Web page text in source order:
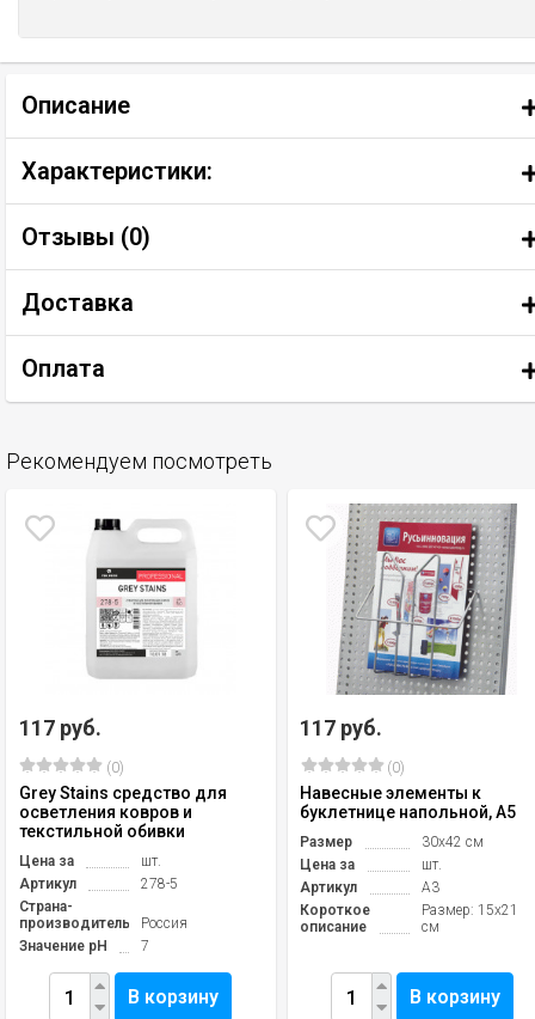
Описание
Характеристики:
Отзывы (0)
Доставка
Оплата
Рекомендуем посмотреть
117 руб.
(0)
Grey Stains средство для
осветления ковров и
текстильной обивки
Цена за
шт.
Артикул
278-5
Страна-
производитель
Россия
Значение pH
7
В корзину
117 руб.
(0)
Навесные элементы к
буклетнице напольной, A5
Размер
30х42 см
Цена за
шт.
Артикул
A3
Короткое
описание
Размер: 15х21
см
В корзину